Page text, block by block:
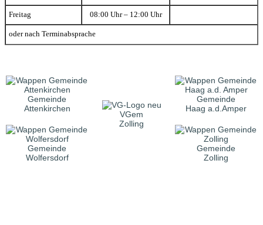
Freitag 08:00 Uhr – 12:00 Uhr
oder nach Terminabsprache
Gemeinde
Attenkirchen
VGem
Zolling
Gemeinde
Haag a.d.Amper
Gemeinde
Wolfersdorf
Gemeinde
Zolling